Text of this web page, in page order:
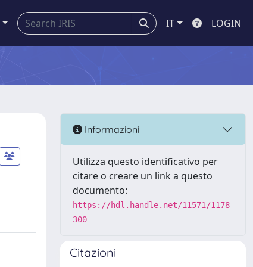
IT LOGIN
Informazioni
Utilizza questo identificativo per
citare o creare un link a questo
documento:
https://hdl.handle.net/11571/1178
300
Citazioni